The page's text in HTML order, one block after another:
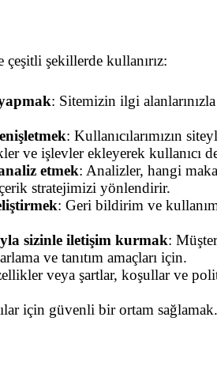
çeşitli şekillerde kullanırız:
: Sitemizin ilgi
: Kullanıcılarımızın
ve işlevler ekleyerek kullanıcı
etmek: Analizler, hangi
stratejimizi yönlendirir.
: Geri bildirim ve
sizinle iletişim kurmak:
ve tanıtım amaçları için.
veya şartlar, koşullar ve
için güvenli bir ortam sağlamak.